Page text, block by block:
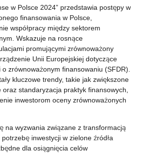
w Polsce 2024” przedstawia postępy w
finansowania w Polsce,
współpracy między sektorem
Wskazuje na rosnące
promującymi zrównoważony
Unii Europejskiej dotyczące
zrównoważonym finansowaniu (SFDR).
kluczowe trendy, takie jak zwiększone
standaryzacja praktyk finansowych,
inwestorom oceny zrównoważonych
na wyzwania związane z transformacją
inwestycji w zielone źródła
dla osiągnięcia celów